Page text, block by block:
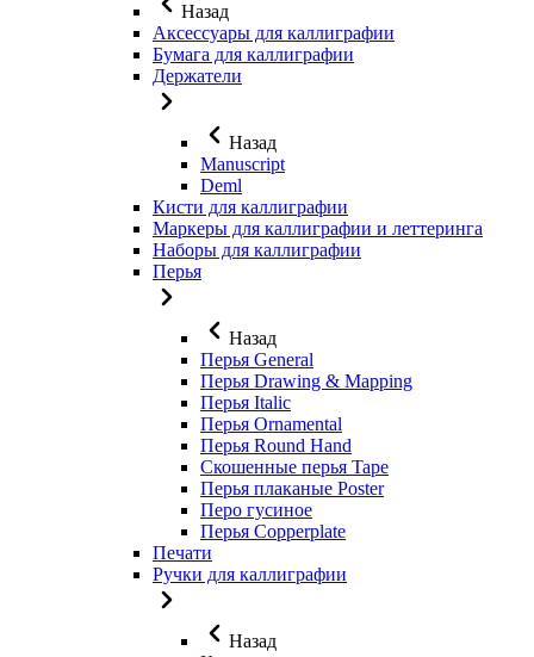
Назад
Аксессуары для каллиграфии
Бумага для каллиграфии
Держатели
Назад
Manuscript
Deml
Кисти для каллиграфии
Маркеры для каллиграфии и леттеринга
Наборы для каллиграфии
Перья
Назад
Перья General
Перья Drawing & Mapping
Перья Italic
Перья Ornamental
Перья Round Hand
Скошенные перья Tape
Перья плаканые Poster
Перо гусиное
Перья Copperplate
Печати
Ручки для каллиграфии
Назад